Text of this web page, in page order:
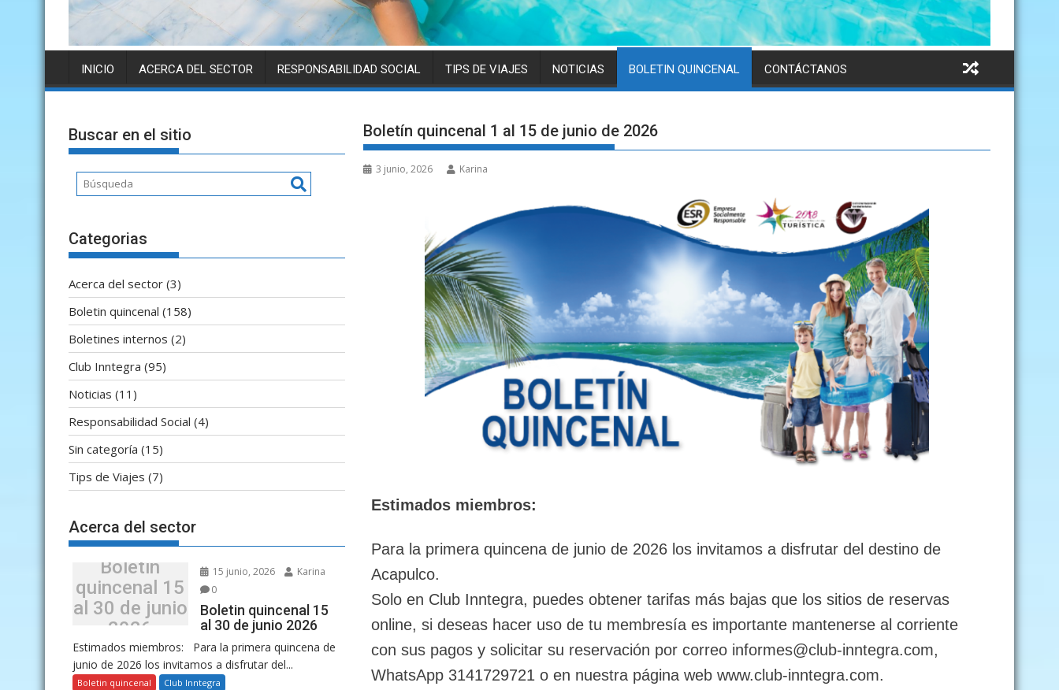
INICIO ACERCA DEL SECTOR RESPONSABILIDAD SOCIAL TIPS DE VIAJES NOTICIAS BOLETIN QUINCENAL CONTÁCTANOS
Boletín quincenal 1 al 15 de junio de 2026
3 junio, 2026 Karina
Estimados miembros:
Para la primera quincena de junio de 2026 los invitamos a disfrutar del destino de
Acapulco.
Solo en Club Inntegra, puedes obtener tarifas más bajas que los sitios de reservas
online, si deseas hacer uso de tu membresía es importante mantenerse al corriente
con sus pagos y solicitar su reservación por correo informes@club-inntegra.com,
WhatsApp 3141729721 o en nuestra página web www.club-inntegra.com.
Buscar en el sitio
Categorias
Acerca del sector (3)
Boletin quincenal (158)
Boletines internos (2)
Club Inntegra (95)
Noticias (11)
Responsabilidad Social (4)
Sin categoría (15)
Tips de Viajes (7)
Acerca del sector
Boletin
quincenal 15
al 30 de junio
2026
15 junio, 2026
Karina
0
Boletin quincenal 15
al 30 de junio 2026
Estimados miembros: Para la primera quincena de
junio de 2026 los invitamos a disfrutar del...
Boletin quincenal Club Inntegra